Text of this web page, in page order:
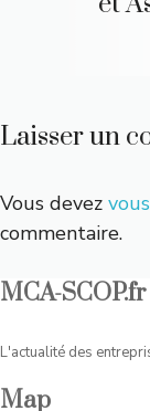
Laisser un
Vous devez
commentaire.
MCA-SCOP.fr
L'actualité des
Map